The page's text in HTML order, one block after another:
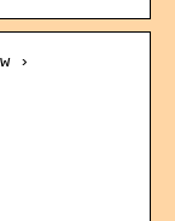
›